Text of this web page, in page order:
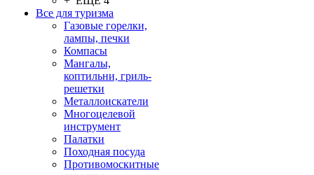
Все для туризма
Газовые горелки,
лампы, печки
Компасы
Мангалы,
коптильни, гриль-
решетки
Металлоискатели
Многоцелевой
инструмент
Палатки
Походная посуда
Противомоскитные